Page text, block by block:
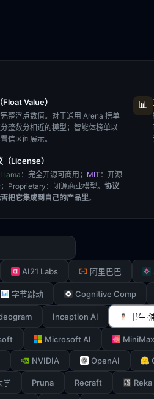
Value）
整浮点数值。对于通用 Arena 榜单
整数分相近的模型；智能体榜单以
信区间展示。
📊
License）
：完全开源可商用； MIT ：开源
Proprietary ：闭源商业模型。 协议
把它集成到自己的产品里。
AI21 Labs 阿里巴巴
字节跳动 Cognitive Comp
Inception AI 书生·
Microsoft AI MiniMax
NVIDIA OpenAI
学 Pruna Recraft Reka